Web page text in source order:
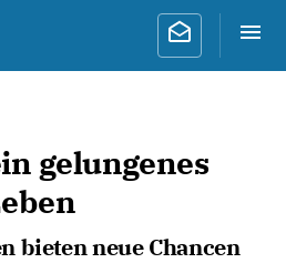
gelungenes
bieten neue Chancen